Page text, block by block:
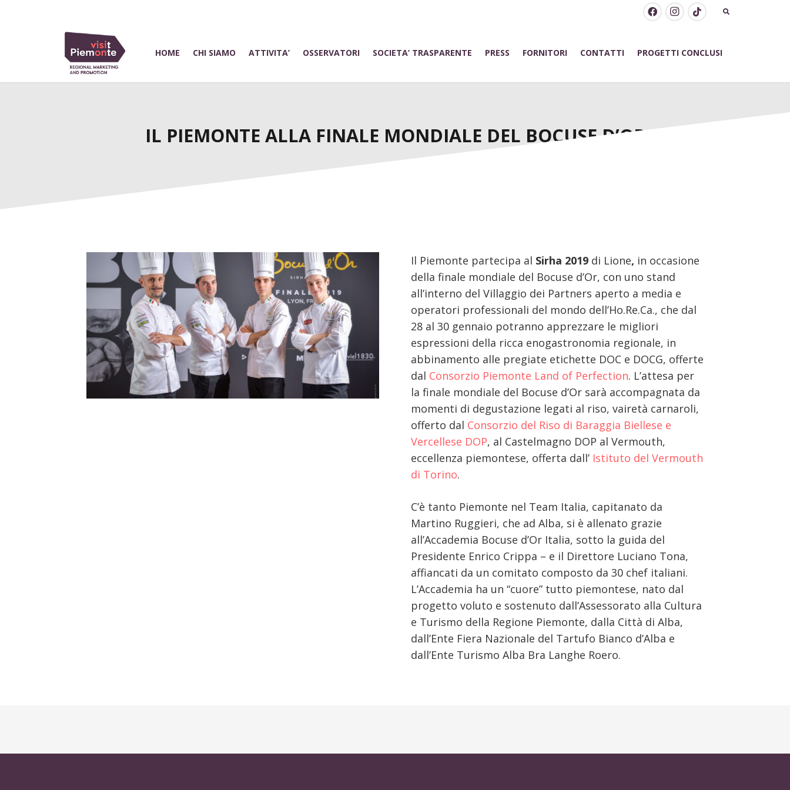
HOME CHI SIAMO ATTIVITA’ OSSERVATORI SOCIETA’ TRASPARENTE PRESS FORNITORI CONTATTI PROGETTI CONCLUSI
IL PIEMONTE ALLA FINALE MONDIALE DEL BOCUSE D’OR
Il Piemonte partecipa al Sirha 2019 di Lione, in occasione
della finale mondiale del Bocuse d’Or, con uno stand
all’interno del Villaggio dei Partners aperto a media e
operatori professionali del mondo dell’Ho.Re.Ca., che dal
28 al 30 gennaio potranno apprezzare le migliori
espressioni della ricca enogastronomia regionale, in
abbinamento alle pregiate etichette DOC e DOCG, offerte
dal Consorzio Piemonte Land of Perfection. L’attesa per
la finale mondiale del Bocuse d’Or sarà accompagnata da
momenti di degustazione legati al riso, vairetà carnaroli,
offerto dal Consorzio del Riso di Baraggia Biellese e
Vercellese DOP, al Castelmagno DOP al Vermouth,
eccellenza piemontese, offerta dall’ Istituto del Vermouth
di Torino.
C’è tanto Piemonte nel Team Italia, capitanato da
Martino Ruggieri, che ad Alba, si è allenato grazie
all’Accademia Bocuse d’Or Italia, sotto la guida del
Presidente Enrico Crippa – e il Direttore Luciano Tona,
affiancati da un comitato composto da 30 chef italiani.
L’Accademia ha un “cuore” tutto piemontese, nato dal
progetto voluto e sostenuto dall’Assessorato alla Cultura
e Turismo della Regione Piemonte, dalla Città di Alba,
dall’Ente Fiera Nazionale del Tartufo Bianco d’Alba e
dall’Ente Turismo Alba Bra Langhe Roero.